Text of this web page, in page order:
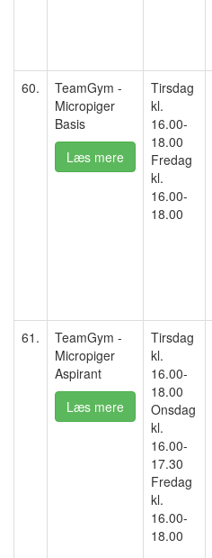
60.
TeamGym -
Micropiger
Basis
Læs mere
Tirsdag
kl.
16.00-
18.00
Fredag
kl.
16.00-
18.00
61.
TeamGym -
Micropiger
Aspirant
Læs mere
Tirsdag
kl.
16.00-
18.00
Onsdag
kl.
16.00-
17.30
Fredag
kl.
16.00-
18.00